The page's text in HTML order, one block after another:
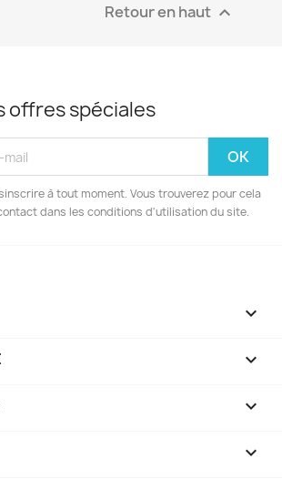
Retour en haut 
offres spéciales
à tout moment. Vous trouverez pour cela
dans les conditions d'utilisation du site.



keyboard_arrow_down